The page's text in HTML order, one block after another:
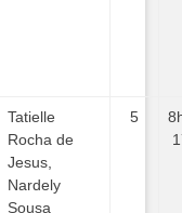
Tatielle
Rocha de
Jesus,
Nardely
Sousa
5